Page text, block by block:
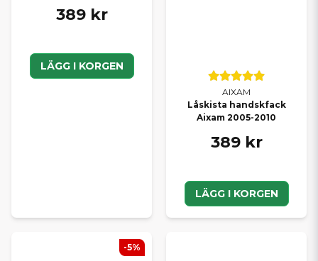
389 kr
LÄGG I KORGEN
AIXAM
Låskista handskfack
Aixam 2005-2010
389 kr
LÄGG I KORGEN
-5%